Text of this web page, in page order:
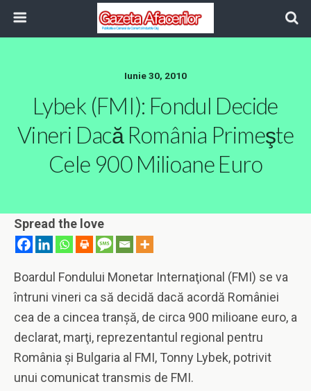
Iunie 30, 2010
Lybek (FMI): Fondul Decide
Vineri Dacă România Primeşte
Cele 900 Milioane Euro
Spread the love
Boardul Fondului Monetar Internaţional (FMI) se va
întruni vineri ca să decidă dacă acordă României
cea de a cincea tranşă, de circa 900 milioane euro, a
declarat, marţi, reprezentantul regional pentru
România şi Bulgaria al FMI, Tonny Lybek, potrivit
unui comunicat transmis de FMI.